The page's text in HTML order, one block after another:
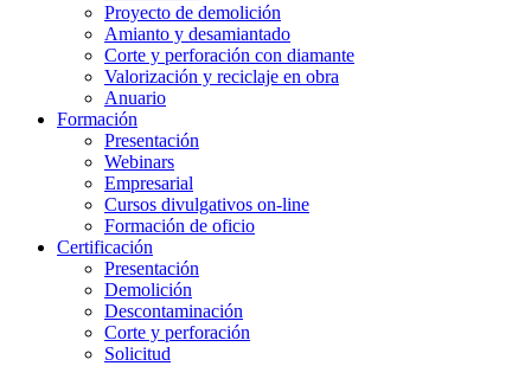
Proyecto de demolición
Amianto y desamiantado
Corte y perforación con diamante
Valorización y reciclaje en obra
Anuario
Formación
Presentación
Webinars
Empresarial
Cursos divulgativos on-line
Formación de oficio
Certificación
Presentación
Demolición
Descontaminación
Corte y perforación
Solicitud